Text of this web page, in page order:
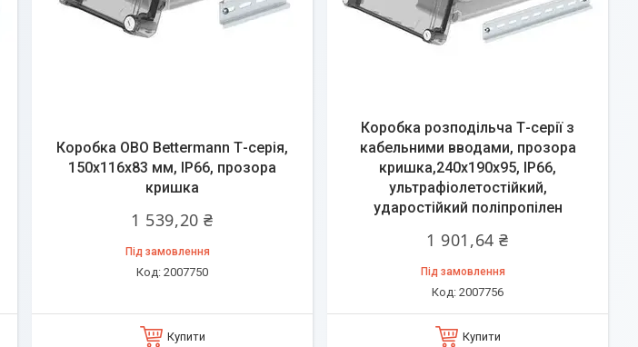
Коробка OBO Bettermann Т-серія,
150x116x83 мм, IP66, прозора
кришка
1 539,20 ₴
Під замовлення
2007750
Купити
Коробка розподільча Т-серії з
кабельними вводами, прозора
кришка,240х190х95, ІР66,
ультрафіолетостійкий,
ударостійкий поліпропілен
1 901,64 ₴
Під замовлення
2007756
Купити